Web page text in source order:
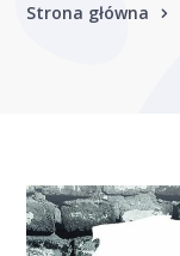
Strona główna